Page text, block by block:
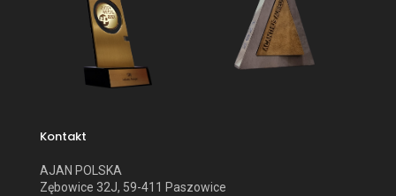
Kontakt
AJAN POLSKA
Zębowice 32J, 59-411 Paszowice